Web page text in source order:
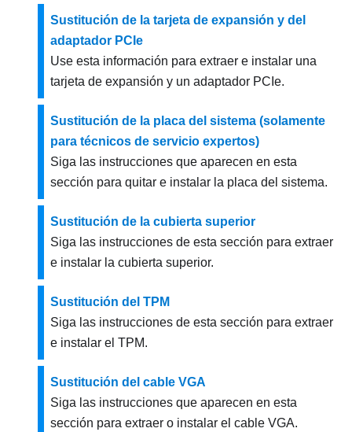
Sustitución de la tarjeta de expansión y del
adaptador PCIe
Use esta información para extraer e instalar una
tarjeta de expansión y un adaptador PCIe.
Sustitución de la placa del sistema (solamente
para técnicos de servicio expertos)
Siga las instrucciones que aparecen en esta
sección para quitar e instalar la placa del sistema.
Sustitución de la cubierta superior
Siga las instrucciones de esta sección para extraer
e instalar la cubierta superior.
Sustitución del TPM
Siga las instrucciones de esta sección para extraer
e instalar el TPM.
Sustitución del cable VGA
Siga las instrucciones que aparecen en esta
sección para extraer o instalar el cable VGA.